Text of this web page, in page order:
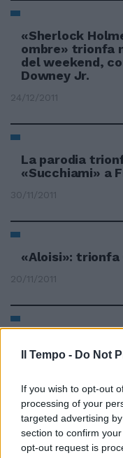
Il Tempo - Do Not
If you wish to opt-out
processing of your
targeted advertising
section to confirm
opt-out request is
«Sherlock
ombre» trionfa
del weekend,
Downey Jr.
24/12/2011
La parodia
«Succhiami» a
30/11/2011
«Aloisi»: trionfa
20/11/2011
Berardelli»
Cinema Nelle
Cronenberg con